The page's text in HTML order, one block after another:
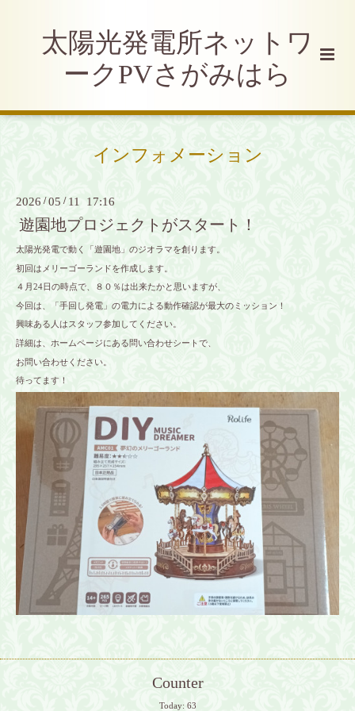
太陽光発電所ネットワ
ークPVさがみはら
インフォメーション
2026 /05 / 11 17:16
遊園地プロジェクトがスタート！
太陽光発電で動く「遊園地」のジオラマを創ります。
初回はメリーゴーランドを作成します。
４月24日の時点で、８０％は出来たかと思いますが、
今回は、「手回し発電」の電力による動作確認が最大のミッション！
興味ある人はスタッフ参加してください。
詳細は、ホームページにある問い合わせシートで、
お問い合わせください。
待ってます！
Counter
Today: 63